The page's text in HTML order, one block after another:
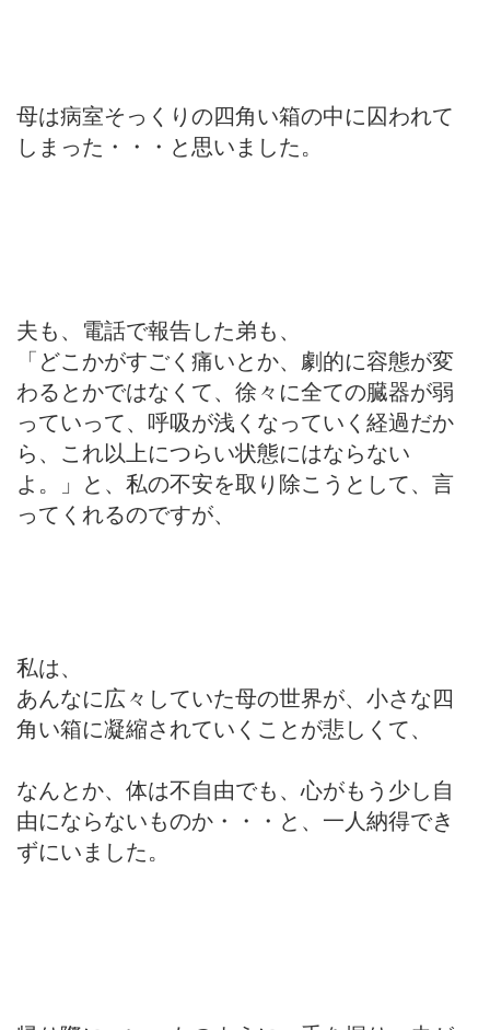
母は病室そっくりの四角い箱の中に囚われて
しまった・・・と思いました。
夫も、電話で報告した弟も、
「どこかがすごく痛いとか、劇的に容態が変
わるとかではなくて、徐々に全ての臓器が弱
っていって、呼吸が浅くなっていく経過だか
ら、これ以上につらい状態にはならない
よ。」と、私の不安を取り除こうとして、言
ってくれるのですが、
私は、
あんなに広々していた母の世界が、小さな四
角い箱に凝縮されていくことが悲しくて、
なんとか、体は不自由でも、心がもう少し自
由にならないものか・・・と、一人納得でき
ずにいました。